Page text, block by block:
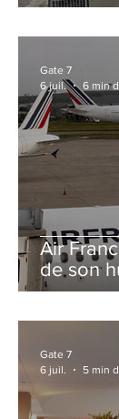
et Zurich
Air
de son
de
Gate 7
6 juil.
6 min
Gate 7
6 juil.
5 min